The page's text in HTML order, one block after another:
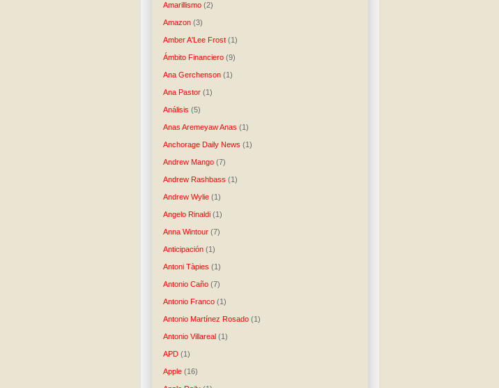
Amarillismo (2)
Amazon (3)
Amber A'Lee Frost (1)
Ámbito Financiero (9)
Ana Gerchenson (1)
Ana Pastor (1)
Análisis (5)
Anas Aremeyaw Anas (1)
Anchorage Daily News (1)
Andrew Mango (7)
Andrew Rashbass (1)
Andrew Wylie (1)
Angelo Rinaldi (1)
Anna Wintour (7)
Anticipación (1)
Antoni Tàpies (1)
Antonio Caño (7)
Antonio Franco (1)
Antonio Martínez Rosado (1)
Antonio Villareal (1)
APD (1)
Apple (16)